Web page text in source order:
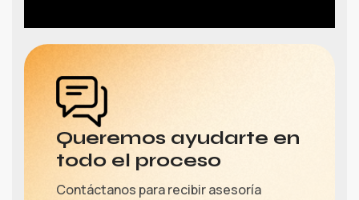
Queremos ayudarte en
todo el proceso
Contáctanos para recibir asesoría